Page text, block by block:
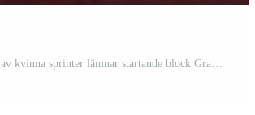
pixelated design av kvinna sprinter lämnar startande block Gratis Foto